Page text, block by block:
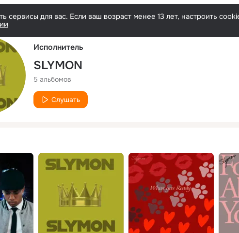
сервисы для вас. Если ваш возраст менее 13 лет, настроить
Исполнитель
SLYMON
5 альбомов
Слушать